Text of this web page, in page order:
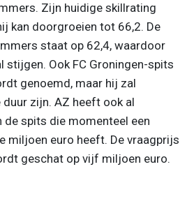
Zijn huidige skillrating
kan doorgroeien tot 66,2. De
staat op 62,4, waardoor
stijgen. Ook FC Groningen-spits
genoemd, maar hij zal
zijn. AZ heeft ook al
spits die momenteel een
miljoen euro heeft. De vraagprijs
geschat op vijf miljoen euro.